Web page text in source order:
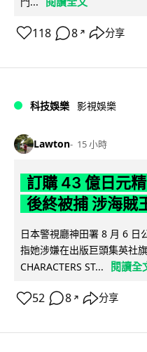
118 8 ↗ 分享
科技娛樂 影視娛樂
Lawton 15 小時
訂購 43 億日元
後終被捕 涉海賊
日本警視廳神田署 8 月 6 日
指她涉嫌在出版巨頭集英社
CHARACTERS ST...
閱讀全
52 8 ↗ 分享